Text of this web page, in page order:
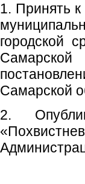
1. Принять
городской
Самарской
2.